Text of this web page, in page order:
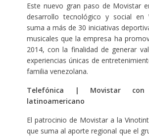
Este nuevo gran paso de Movistar
desarrollo tecnológico y social en
suma a más de 30 iniciativas
musicales que la empresa ha
2014, con la finalidad de generar
experiencias únicas de
familia venezolana.
Telefónica | Movistar
latinoamericano
El patrocinio de Movistar a la
que suma al aporte regional que el